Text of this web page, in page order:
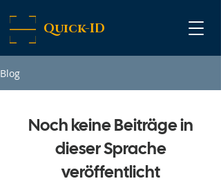
Quick-ID
Blog
Noch keine Beiträge in
dieser Sprache
veröffentlicht